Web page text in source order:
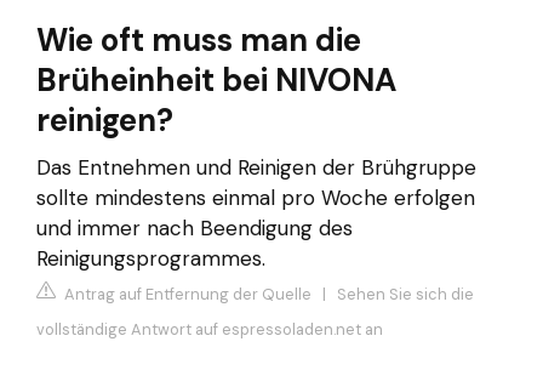
Wie oft muss man die
Brüheinheit bei NIVONA
reinigen?
Das Entnehmen und Reinigen der Brühgruppe
sollte mindestens einmal pro Woche erfolgen
und immer nach Beendigung des
Reinigungsprogrammes.
Antrag auf Entfernung der Quelle | Sehen Sie sich die
vollständige Antwort auf espressoladen.net an